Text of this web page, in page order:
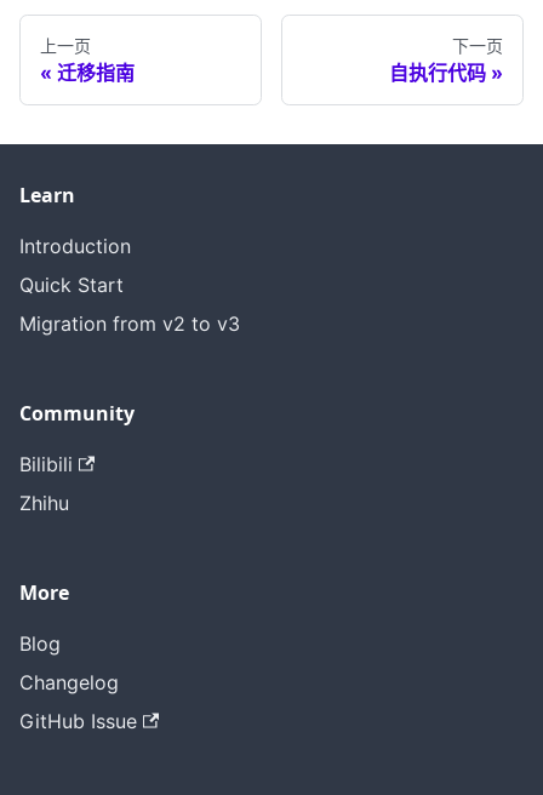
上一页
迁移指南
下一页
自执行代码
Learn
Introduction
Quick Start
Migration from v2 to v3
Community
Bilibili
Zhihu
More
Blog
Changelog
GitHub Issue